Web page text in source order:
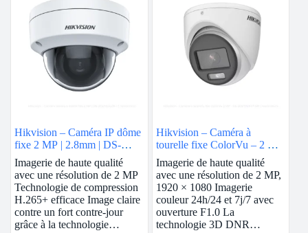
Hikvision – Caméra IP dôme
fixe 2 MP | 2.8mm | DS-
2CD1123G0E-I
Imagerie de haute qualité
avec une résolution de 2 MP
Technologie de compression
H.265+ efficace Image claire
contre un fort contre-jour
grâce à la technologie…
Hikvision – Caméra à
tourelle fixe ColorVu – 2 MP
| DS-2CE70DF0T-MF
Imagerie de haute qualité
avec une résolution de 2 MP,
1920 × 1080 Imagerie
couleur 24h/24 et 7j/7 avec
ouverture F1.0 La
technologie 3D DNR…